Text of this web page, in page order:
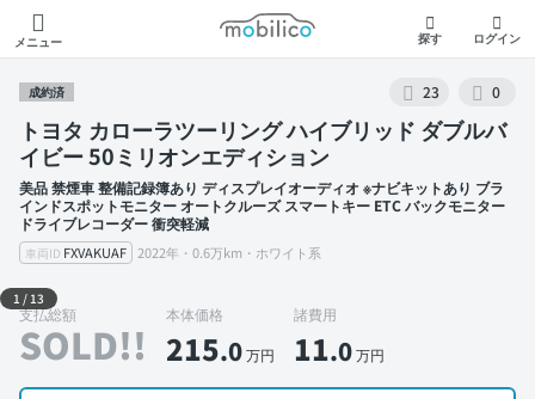
メニュー
モビリコ
探す ログイン
成約済 23 0
トヨタ カローラツーリング ハイブリッド ダブルバ
イビー 50ミリオンエディション
美品 禁煙車 整備記録簿あり ディスプレイオーディオ ※ナビキットあり ブラ
インドスポットモニター オートクルーズ スマートキー ETC バックモニター
ドライブレコーダー 衝突軽減
車両ID FXVAKUAF 2022年・0.6万km・ホワイト系
外装 左前
1 /13
支払総額
SOLD!!
本体価格
215.0万円
諸費用
11.0万円